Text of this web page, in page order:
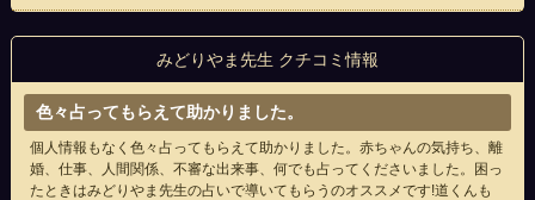
みどりやま先生 クチコミ情報
色々占ってもらえて助かりました。
個人情報もなく色々占ってもらえて助かりました。赤ちゃんの気持ち、離
婚、仕事、人間関係、不審な出来事、何でも占ってくださいました。困っ
たときはみどりやま先生の占いで導いてもらうのオススメです!道くんも